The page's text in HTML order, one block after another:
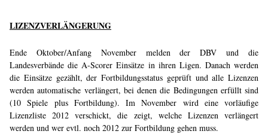
LIZENZVERLÄNGERUNG
Ende Oktober/Anfang November melden der DBV und die
Landesverbände die A-Scorer Einsätze in ihren Ligen. Danach werden
die Einsätze gezählt, der Fortbildungsstatus geprüft und alle Lizenzen
werden automatische verlängert, bei denen die Bedingungen erfüllt sind
(10 Spiele plus Fortbildung). Im November wird eine vorläufige
Lizenzliste 2012 verschickt, die zeigt, welche Lizenzen verlängert
werden und wer evtl. noch 2012 zur Fortbildung gehen muss.